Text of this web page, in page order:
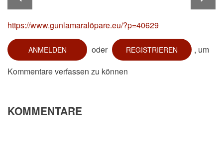
https://www.gunlamaralöpare.eu/?p=40629
ANMELDEN oder REGISTRIEREN
, um
Kommentare verfassen zu können
KOMMENTARE